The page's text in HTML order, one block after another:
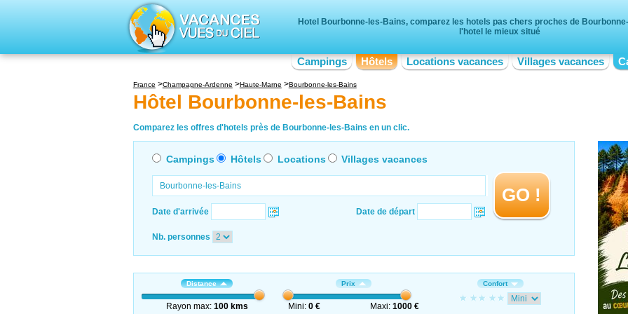
Hotel Bourbonne-les-Bains, comparez les hotels pas chers proches de
l'hotel le mieux situé
Campings Hôtels Locations vacances Villages vacances
France Champagne-Ardenne Haute-Marne Bourbonne-les-Bains
Hôtel Bourbonne-les-Bains
Comparez les offres d'hotels près de Bourbonne-les-Bains en un clic.
Campings Hôtels Locations Villages vacances
Date d'arrivée Date de départ
GO !
Nb. personnes
Distance
Rayon max: 100 kms
Prix
Mini:0 € Maxi: 1000 €
Confort